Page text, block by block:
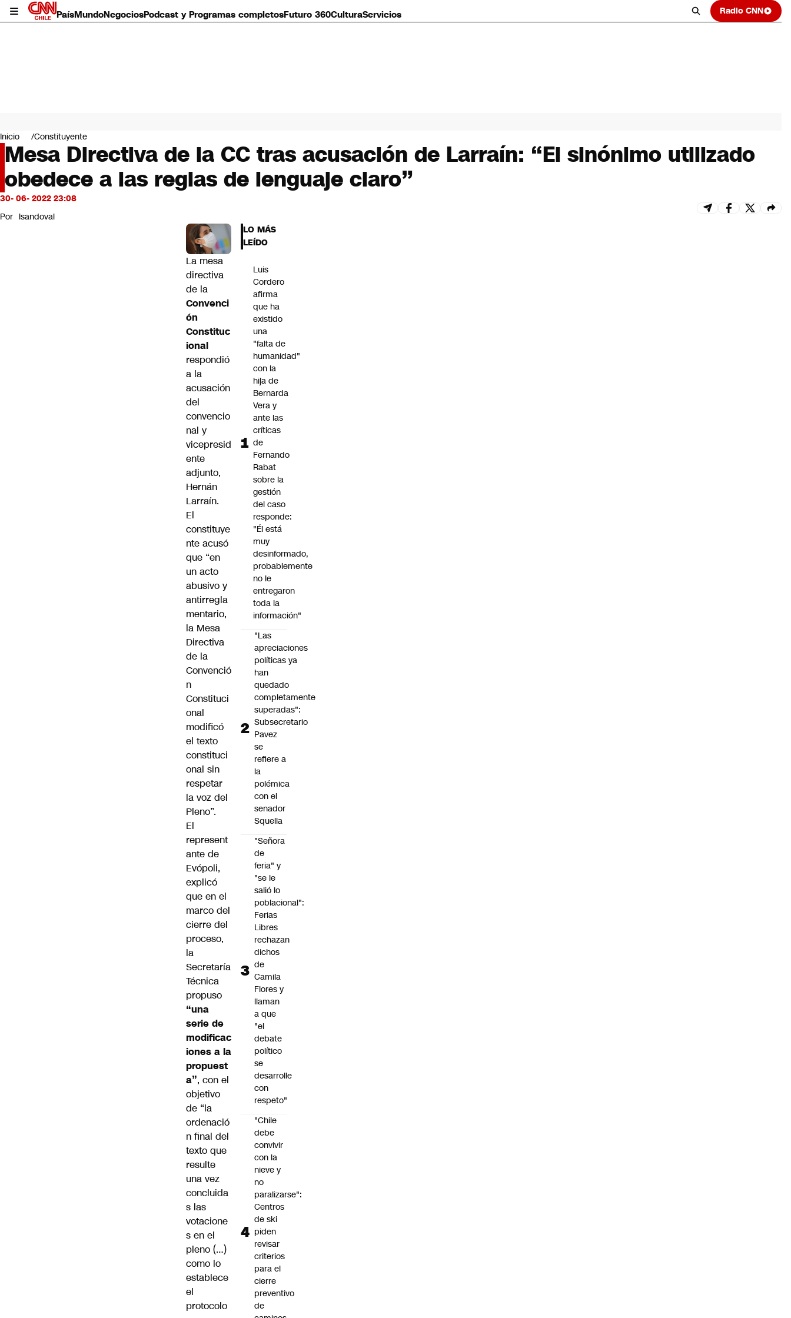
PaísMundoNegociosPodcast y Programas completosFuturo 360CulturaServicios Radio CNN
Mundo
Negocios
Deportes
Programas completos
Cultura
Servicios
Bits
CNN Data
Inicio Constituyente
Mesa Directiva de la CC tras acusación de Larraín: “El sinónimo utilizado
obedece a las reglas de lenguaje claro”
30- 06- 2022 23:08
Por lsandoval
La mesa
directiva
de la
Convenci
ón
Constituc
ional
respondió
a la
acusación
del
convencio
nal y
vicepresid
ente
adjunto,
Hernán
Larraín.
El
constituye
nte acusó
que “en
un acto
abusivo y
antirregla
mentario,
la Mesa
Directiva
de la
Convenció
n
Constituci
onal
modificó
el texto
constituci
onal sin
respetar
la voz del
Pleno”.
El
represent
ante de
Evópoli,
explicó
que en el
marco del
cierre del
proceso,
la
Secretaría
Técnica
propuso
“una
serie de
modificac
iones a la
propuest
a”, con el
objetivo
de “la
ordenació
n final del
texto que
resulte
una vez
concluida
s las
votacione
s en el
pleno (…)
como lo
establece
el
protocolo
LO MÁS
LEÍDO
Luis
Cordero
afirma
que ha
existido
una
"falta de
humanidad"
con la
hija de
Bernarda
Vera y
ante las
críticas
de
Fernando
Rabat
sobre la
gestión
del caso
responde:
"Él está
muy
desinformado,
probablemente
no le
entregaron
toda la
información"
"Las
apreciaciones
políticas ya
han
quedado
completamente
superadas":
Subsecretario
Pavez
se
refiere a
la
polémica
con el
senador
Squella
"Señora
de
feria" y
"se le
salió lo
poblacional":
Ferias
Libres
rechazan
dichos
de
Camila
Flores y
llaman
a que
"el
debate
político
se
desarrolle
con
respeto"
"Chile
debe
convivir
con la
nieve y
no
paralizarse":
Centros
de ski
piden
revisar
criterios
para el
cierre
preventivo
de